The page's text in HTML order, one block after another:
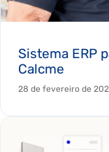
Sistema ERP
Calcme
28 de fevereiro de